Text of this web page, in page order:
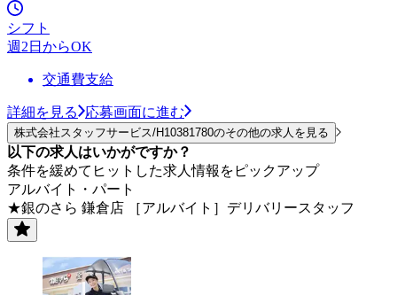
シフト
週2日からOK
交通費支給
詳細を見る 応募画面に進む
株式会社スタッフサービス/H10381780のその他の求人を見る
以下の求人はいかがですか？
条件を緩めてヒットした求人情報をピックアップ
アルバイト・パート
★銀のさら 鎌倉店 ［アルバイト］デリバリースタッフ